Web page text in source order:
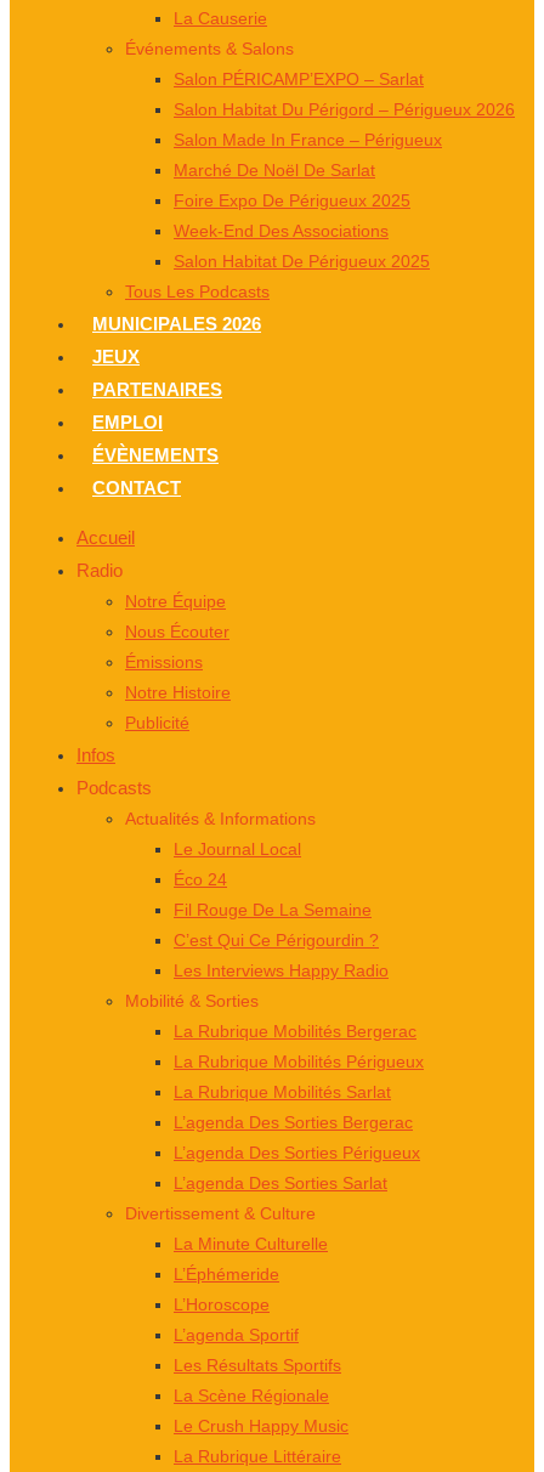
La Causerie
Événements & Salons
Salon PÉRICAMP’EXPO – Sarlat
Salon Habitat Du Périgord – Périgueux 2026
Salon Made In France – Périgueux
Marché De Noël De Sarlat
Foire Expo De Périgueux 2025
Week-End Des Associations
Salon Habitat De Périgueux 2025
Tous Les Podcasts
MUNICIPALES 2026
JEUX
PARTENAIRES
EMPLOI
ÉVÈNEMENTS
CONTACT
Accueil
Radio
Notre Équipe
Nous Écouter
Émissions
Notre Histoire
Publicité
Infos
Podcasts
Actualités & Informations
Le Journal Local
Éco 24
Fil Rouge De La Semaine
C’est Qui Ce Périgourdin ?
Les Interviews Happy Radio
Mobilité & Sorties
La Rubrique Mobilités Bergerac
La Rubrique Mobilités Périgueux
La Rubrique Mobilités Sarlat
L’agenda Des Sorties Bergerac
L’agenda Des Sorties Périgueux
L’agenda Des Sorties Sarlat
Divertissement & Culture
La Minute Culturelle
L’Éphémeride
L’Horoscope
L’agenda Sportif
Les Résultats Sportifs
La Scène Régionale
Le Crush Happy Music
La Rubrique Littéraire